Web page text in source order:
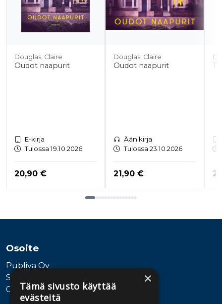
Douglas, Claire
Oudot naapurit
E-kirja
Tulossa 19.10.2026
Hinta nyt
20,90 €
Douglas, Claire
Oudot naapurit
Äänikirja
Tulossa 23.10.2026
Hinta nyt
21,90 €
Osoite
Publiva Oy
Sörnäistenkatu 1
00580 Helsinki
×
Tämä sivusto käyttää
evästeitä